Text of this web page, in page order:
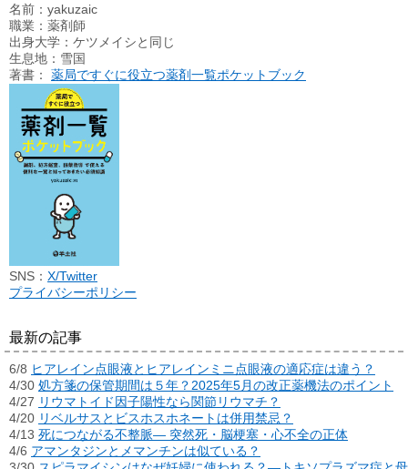
名前：yakuzaic
職業：薬剤師
出身大学：ケツメイシと同じ
生息地：雪国
著書： 薬局ですぐに役立つ薬剤一覧ポケットブック
SNS： X/Twitter
プライバシーポリシー
最新の記事
6/8 ヒアレイン点眼液とヒアレインミニ点眼液の適応症は違う？
4/30 処方箋の保管期間は５年？2025年5月の改正薬機法のポイント
4/27 リウマトイド因子陽性なら関節リウマチ？
4/20 リベルサスとビスホスホネートは併用禁忌？
4/13 死につながる不整脈― 突然死・脳梗塞・心不全の正体
4/6 アマンタジンとメマンチンは似ている？